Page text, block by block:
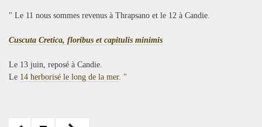
" Le 11 nous sommes revenus à Thrapsano et le 12 à Candie.
Cuscuta Cretica, floribus et capitulis minimis
Le 13 juin, reposé à Candie.
Le 14 herborisé le long de la mer. "